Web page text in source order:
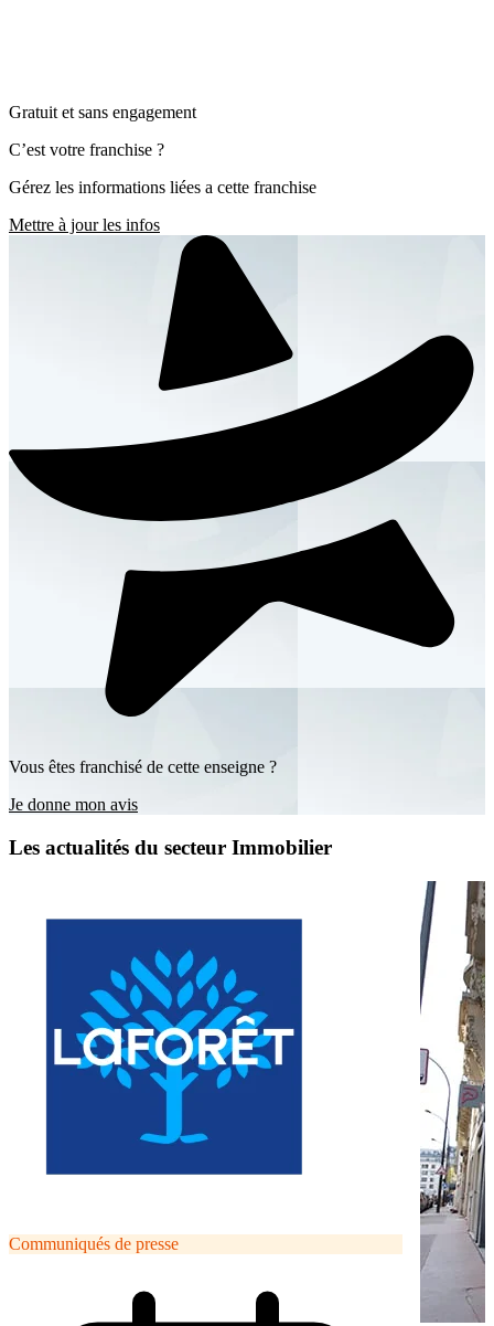
Gratuit et sans engagement
C’est votre franchise ?
Gérez les informations liées a cette franchise
Mettre à jour les infos
Vous êtes franchisé de cette enseigne ?
Je donne mon avis
Les actualités du secteur Immobilier
Communiqués de presse